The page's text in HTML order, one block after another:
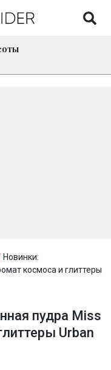
Новинки:
космоса и глиттеры
пудра Miss
Urban